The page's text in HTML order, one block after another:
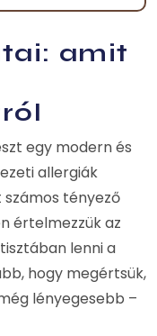
amit
egy modern és
allergiák
tényező
értelmezzük az
lenni a
hogy megértsük,
lényegesebb –